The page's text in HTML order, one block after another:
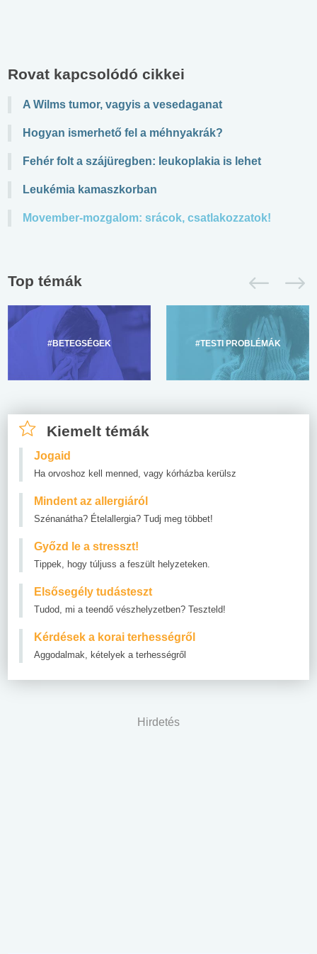
Rovat kapcsolódó cikkei
A Wilms tumor, vagyis a vesedaganat
Hogyan ismerhető fel a méhnyakrák?
Fehér folt a szájüregben: leukoplakia is lehet
Leukémia kamaszkorban
Movember-mozgalom: srácok, csatlakozzatok!
Top témák
#BETEGSÉGEK #TESTI PROBLÉMÁK
Kiemelt témák
Jogaid
Ha orvoshoz kell menned, vagy kórházba kerülsz
Mindent az allergiáról
Szénanátha? Ételallergia? Tudj meg többet!
Győzd le a stresszt!
Tippek, hogy túljuss a feszült helyzeteken.
Elsősegély tudásteszt
Tudod, mi a teendő vészhelyzetben? Teszteld!
Kérdések a korai terhességről
Aggodalmak, kételyek a terhességről
Hirdetés